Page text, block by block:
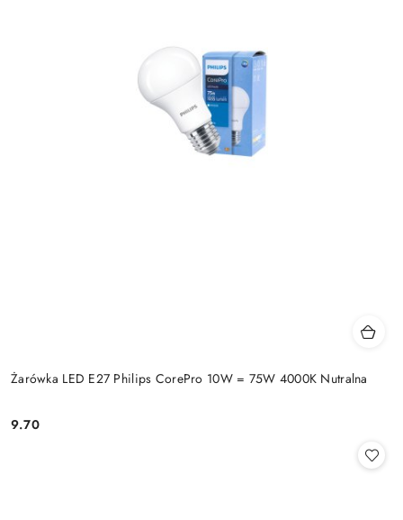
Żarówka LED E27 Philips CorePro 10W = 75W 4000K Nutralna
Cena:
9.70